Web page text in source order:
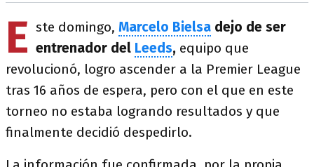
E ste domingo, Marcelo Bielsa dejo de ser
entrenador del Leeds, equipo que
revolucionó, logro ascender a la Premier League
tras 16 años de espera, pero con el que en este
torneo no estaba logrando resultados y que
finalmente decidió despedirlo.